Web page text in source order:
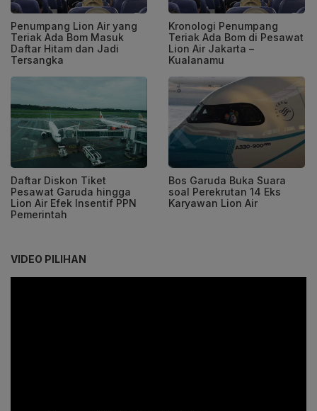
Penumpang Lion Air yang
Teriak Ada Bom Masuk
Daftar Hitam dan Jadi
Tersangka
Kronologi Penumpang
Teriak Ada Bom di Pesawat
Lion Air Jakarta –
Kualanamu
Daftar Diskon Tiket
Pesawat Garuda hingga
Lion Air Efek Insentif PPN
Pemerintah
Bos Garuda Buka Suara
soal Perekrutan 14 Eks
Karyawan Lion Air
VIDEO PILIHAN